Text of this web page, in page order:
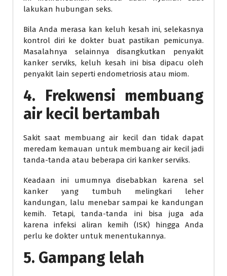
lakukan hubungan seks.
Bila Anda merasa kan keluh kesah ini, selekasnya
kontrol diri ke dokter buat pastikan pemicunya.
Masalahnya selainnya disangkutkan penyakit
kanker serviks, keluh kesah ini bisa dipacu oleh
penyakit lain seperti endometriosis atau miom.
4. Frekwensi membuang
air kecil bertambah
Sakit saat membuang air kecil dan tidak dapat
meredam kemauan untuk membuang air kecil jadi
tanda-tanda atau beberapa ciri kanker serviks.
Keadaan ini umumnya disebabkan karena sel
kanker yang tumbuh melingkari leher
kandungan, lalu menebar sampai ke kandungan
kemih. Tetapi, tanda-tanda ini bisa juga ada
karena infeksi aliran kemih (ISK) hingga Anda
perlu ke dokter untuk menentukannya.
5. Gampang lelah